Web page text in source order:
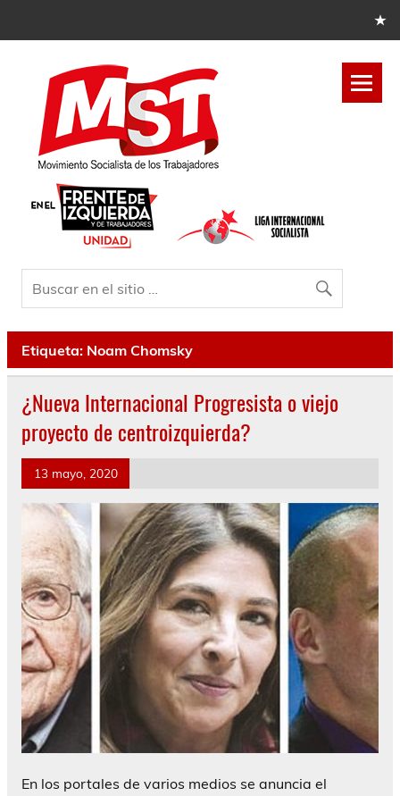
Etiqueta: Noam Chomsky
¿Nueva Internacional Progresista o viejo
proyecto de centroizquierda?
13 mayo, 2020
En los portales de varios medios se anuncia el